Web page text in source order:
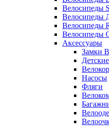
Велосипеды
Велосипеды
Велосипеды
Велосипеды
Аксессуары
Замки
Насосы
Фляги